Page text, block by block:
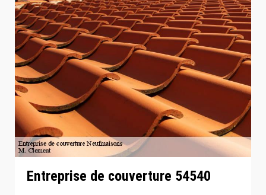
Entreprise de couverture 54540